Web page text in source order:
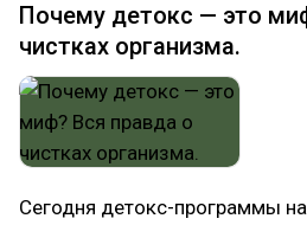
Почему детокс — это
чистках организма.
Сегодня детокс-программы